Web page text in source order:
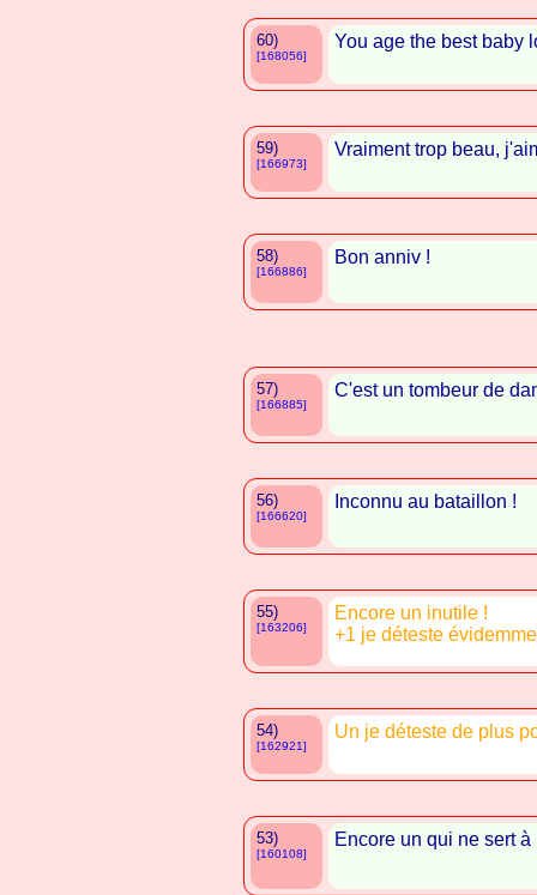
60)
[168056]
You age the best baby
59)
[166973]
Vraiment trop beau,
58)
[166886]
Bon anniv !
57)
[166885]
C'est un tombeur de
56)
[166620]
Inconnu au bataillon !
55)
[163206]
Encore un inutile !
+1 je déteste
54)
[162921]
Un je déteste de plus
53)
[160108]
Encore un qui ne sert